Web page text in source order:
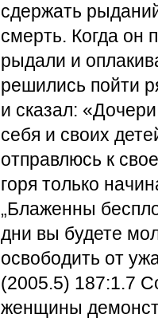
сдержать
смерть. Когда он
рыдали и
решились пойти
и сказал:
себя и своих
отправлюсь к
горя только
„Блаженны
дни вы будете
освободить от
(2005.5) 187:1.7
женщины